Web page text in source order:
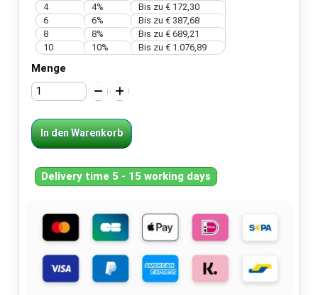
4
4%
Bis zu € 172,30
6
6%
Bis zu € 387,68
8
8%
Bis zu € 689,21
10
10% Bis zu € 1.076,89
Menge
In den Warenkorb
Delivery time 5 - 15 working days